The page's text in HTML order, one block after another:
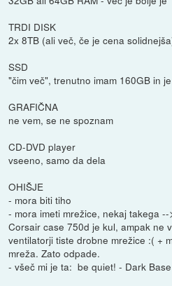
TRDI DISK
2x 8TB (ali več, če je cena
SSD
"čim več", trenutno imam 160GB in
GRAFIČNA
ne vem, se ne spoznam
CD-DVD player
vseeno, samo da dela
OHIŠJE
- mora biti tiho
- mora imeti mrežice, nekaj takega --
Corsair case 750d je kul, ampak ne
ventilatorji tiste drobne mrežice :( +
mreža. Zato odpade.
- všeč mi je ta: be quiet! - Dark